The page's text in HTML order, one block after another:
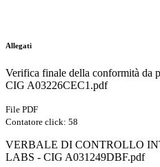
Allegati
Verifica finale della conformità da
CIG A03226CEC1.pdf
File PDF
Contatore click: 58
VERBALE DI CONTROLLO
LABS - CIG A031249DBF.pdf